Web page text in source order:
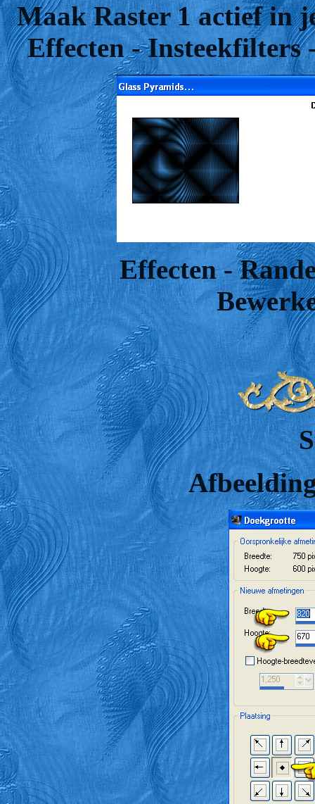
Maak Raster 1 actief in
Effecten - Insteekfilters
Effecten -